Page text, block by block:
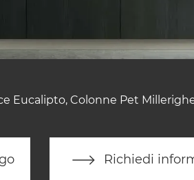
Eucalipto, Colonne Pet
Richiedi